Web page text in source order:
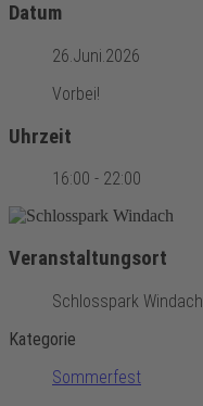
Datum
26.Juni.2026
Vorbei!
Uhrzeit
16:00 - 22:00
Veranstaltungsort
Schlosspark Windach
Kategorie
Sommerfest